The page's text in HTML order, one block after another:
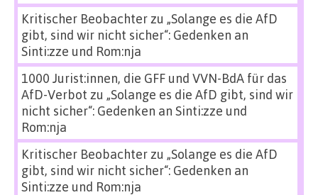
Kritischer Beobachterzu „Solange es die AfD
gibt, sind wir nicht sicher“: Gedenken an
Sinti:zze und Rom:nja
1000 Jurist:innen, die GFF und VVN-BdA für das
AfD-Verbot zu „Solange es die AfD gibt, sind wir
nicht sicher“: Gedenken an Sinti:zze und
Rom:nja
Kritischer Beobachterzu „Solange es die AfD
gibt, sind wir nicht sicher“: Gedenken an
Sinti:zze und Rom:nja